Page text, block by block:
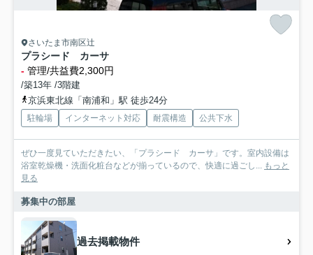
さいたま市南区辻
プラシード カーサ
- 管理/共益費2,300円
/築13年 /3階建
京浜東北線「南浦和」駅 徒歩24分
駐輪場 インターネット対応 耐震構造 公共下水
ぜひ一度見ていただきたい、「プラシード カーサ」です。室内設備は
浴室乾燥機・洗面化粧台などが揃っているので、快適に過ごし...
もっと
見る
募集中の部屋
過去掲載物件